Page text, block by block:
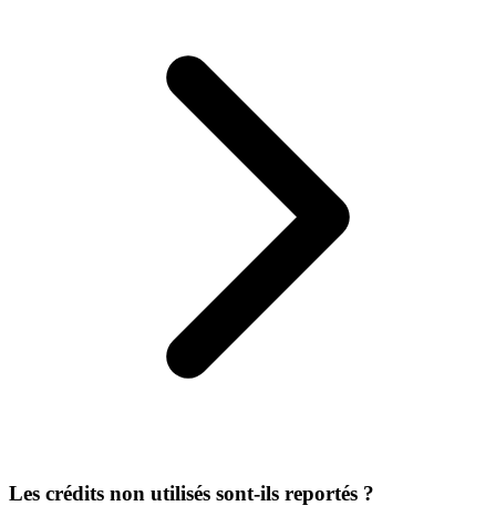
Les crédits non utilisés sont-ils reportés ?